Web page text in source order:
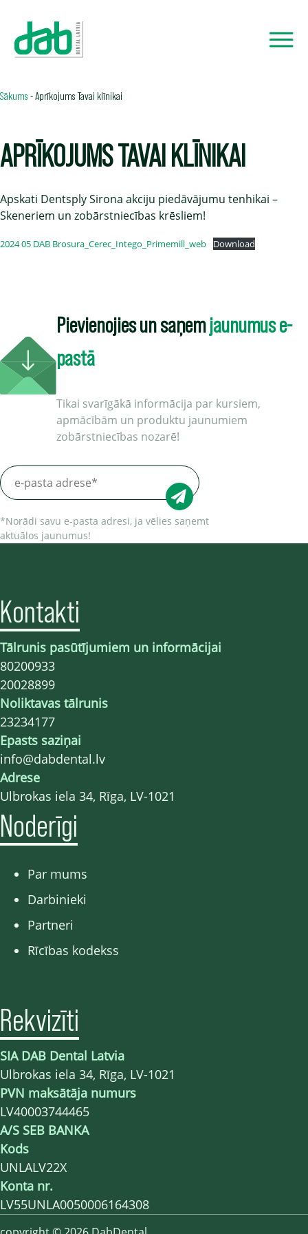
Sākums -Aprīkojums Tavai klīnikai
APRĪKOJUMS TAVAI KLĪNIKAI
Apskati Dentsply Sirona akciju piedāvājumu tenhikai –
Skeneriem un zobārstniecības krēsliem!
2024 05 DAB Brosura_Cerec_Intego_Primemill_web Download
Pievienojies un saņemjaunumus e-
pastā
Tikai svarīgākā informācija par kursiem,
apmācībām un produktu jaunumiem
zobārstniecības nozarē!
*Norādi savu e-pasta adresi, ja vēlies saņemt
aktuālos jaunumus!
Kontakti
Tālrunis pasūtījumiem un informācijai
80200933
20028899
Noliktavas tālrunis
23234177
Epasts saziņai
info@dabdental.lv
Adrese
Ulbrokas iela 34, Rīga, LV-1021
Noderīgi
Par mums
Darbinieki
Partneri
Rīcības kodekss
Rekvizīti
SIA DAB Dental Latvia
Ulbrokas iela 34, Rīga, LV-1021
PVN maksātāja numurs
LV40003744465
A/S SEB BANKA
Kods
UNLALV22X
Konta nr.
LV55UNLA0050006164308